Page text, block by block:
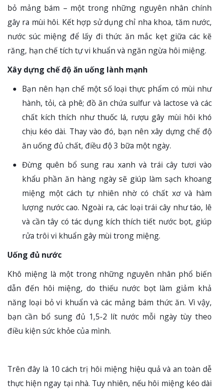
bỏ mảng bám – một trong những nguyên nhân chính
gây ra mùi hôi. Kết hợp sử dụng chỉ nha khoa, tăm nước,
nước súc miệng để lấy đi thức ăn mắc kẹt giữa các kẽ
răng, hạn chế tích tự vi khuẩn và ngăn ngừa hôi miệng.
Xây dựng chế độ ăn uống lành mạnh
Bạn nên hạn chế một số loại thực phẩm có mùi như
hành, tỏi, cà phê; đồ ăn chứa sulfur và lactose và các
chất kích thích như thuốc lá, rượu gây mùi hôi khó
chịu kéo dài. Thay vào đó, bạn nên xây dựng chế độ
ăn uống đủ chất, điều độ 3 bữa một ngày.
Đừng quên bổ sung rau xanh và trái cây tươi vào
khẩu phần ăn hàng ngày sẽ giúp làm sạch khoang
miệng một cách tự nhiên nhờ có chất xơ và hàm
lượng nước cao. Ngoài ra, các loại trái cây như táo, lê
và cần tây có tác dụng kích thích tiết nước bọt, giúp
rửa trôi vi khuẩn gây mùi trong miệng.
Uống đủ nước
Khô miệng là một trong những nguyên nhân phổ biến
dẫn đến hôi miệng, do thiếu nước bọt làm giảm khả
năng loại bỏ vi khuẩn và các mảng bám thức ăn. Vì vậy,
bạn cần bổ sung đủ 1,5-2 lít nước mỗi ngày tùy theo
điều kiện sức khỏe của mình.
Trên đây là 10 cách trị hôi miệng hiệu quả và an toàn dễ
thực hiện ngay tại nhà. Tuy nhiên, nếu hôi miệng kéo dài